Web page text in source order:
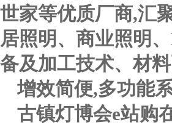
世家等优质厂商,汇
居照明、商业照明
备及加工技术、材
增效简便,多功能
古镇灯博会e站购